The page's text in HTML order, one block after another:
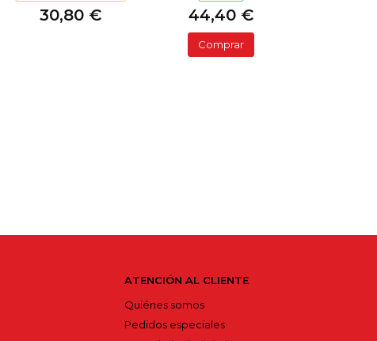
30,80 € 44,40 €
Comprar
ATENCIÓN AL CLIENTE
Quiénes somos
Pedidos especiales